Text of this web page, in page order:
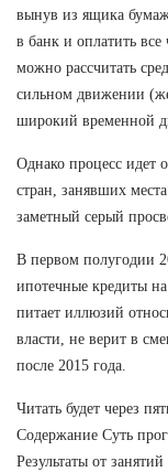
вынув из ящика
в банк и оплатить
можно рассчитать
сильном движении
широкий временной
Однако процесс идет
стран, занявших
заметный серый
В первом полугодии
ипотечные кредиты
питает иллюзий
власти, не верит в
после 2015 года.
Читать будет через
Содержание Суть
Результаты от